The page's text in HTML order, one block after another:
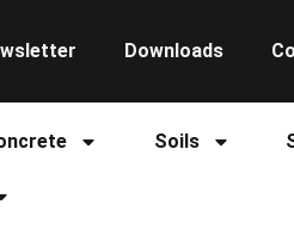
Downloads
Soils